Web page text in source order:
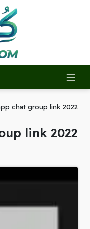
chat group link 2022
link 2022